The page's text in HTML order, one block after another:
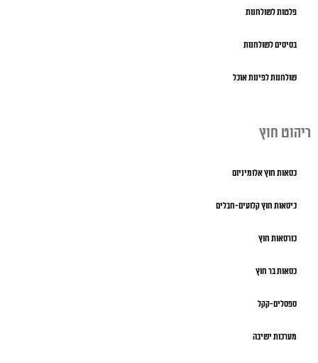
פלטות לשולחנות
בסיסים לשולחנות
שולחנות לפינות אוכל
ריהוט חוץ
כסאות חוץ אלומיניום
כיסאות חוץ קלועים-חבלים
כורסאות חוץ
כסאות בר חוץ
ספסלים-קקל
מערכות ישיבה